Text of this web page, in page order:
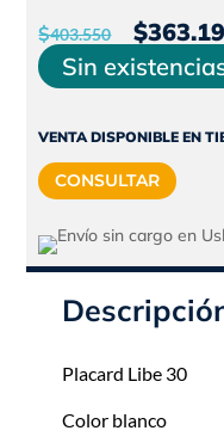
$403.550
El
era:
$
Sin
VENTA DISPONIBLE EN
CONSULTAR
Placard Libe 30
Color blanco